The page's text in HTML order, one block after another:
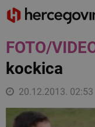
FOTO/
kockica
20.12.2013. 02:53